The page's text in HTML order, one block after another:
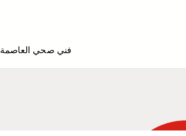
فني صحي العاصمة